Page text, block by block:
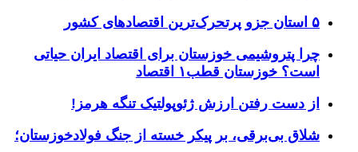
۵ استان جزو پرتحرک‌ترین اقتصاد‌های کشور
چرا پتروشیمی خوزستان برای اقتصاد ایران حیاتی
است؟ خوزستان قطب۱ اقتصاد
از دست رفتن ارزش ژئوپولتیک تنگه هرمز!
شلاق‌ بی‌برقی، بر پیکر خسته‌ از جنگ فولادخوزستان؛